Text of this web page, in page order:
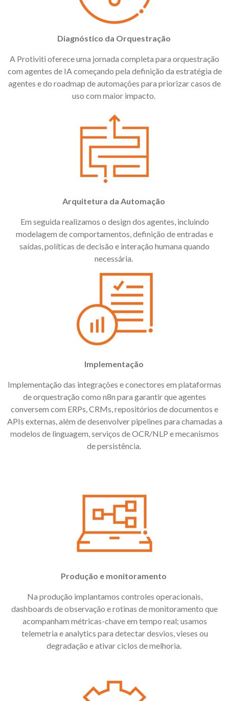
Diagnóstico da Orquestração
A Protiviti oferece uma jornada completa para orquestração
com agentes de IA começando pela definição da estratégia de
agentes e do roadmap de automações para priorizar casos de
uso com maior impacto.
Arquitetura da Automação
Em seguida realizamos o design dos agentes, incluindo
modelagem de comportamentos, definição de entradas e
saídas, políticas de decisão e interação humana quando
necessária.
Implementação
Implementação das integrações e conectores em plataformas
de orquestração como n8n para garantir que agentes
conversem com ERPs, CRMs, repositórios de documentos e
APIs externas, além de desenvolver pipelines para chamadas a
modelos de linguagem, serviços de OCR/NLP e mecanismos
de persistência.
Produção e monitoramento
Na produção implantamos controles operacionais,
dashboards de observação e rotinas de monitoramento que
acompanham métricas-chave em tempo real; usamos
telemetria e analytics para detectar desvios, vieses ou
degradação e ativar ciclos de melhoria.